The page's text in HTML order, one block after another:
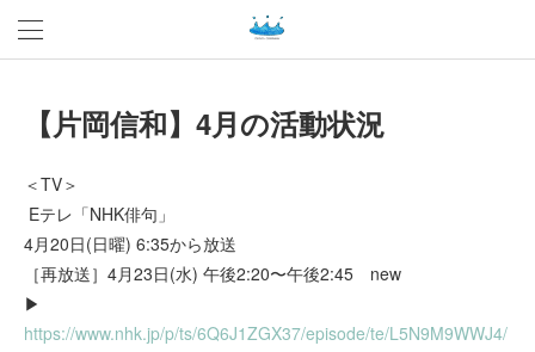
【片岡信和】4月の活動状況
＜TV＞
Eテレ「NHK俳句」
4月20日(日曜) 6:35から放送
［再放送］4月23日(水) 午後2:20〜午後2:45 new
▶︎
https://www.nhk.jp/p/ts/6Q6J1ZGX37/episode/te/L5N9M9WWJ4/